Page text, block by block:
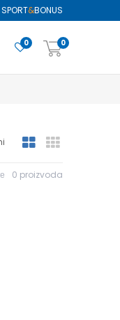
SPORT&BONUS
0
0
0 proizvoda